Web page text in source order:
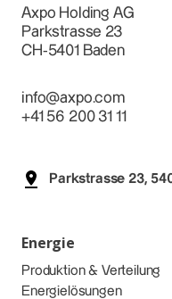
Axpo Holding AG
Parkstrasse 23
CH-5401 Baden
info@axpo.com
+41 56 200 31 11
Parkstrasse 23,
Energie
Produktion & Verteilung
Energielösungen